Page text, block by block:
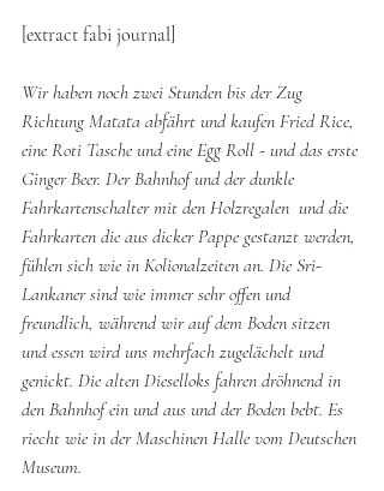
[extract fabi journal]
Wir haben noch zwei Stunden bis der Zug
Richtung Matata abfährt und kaufen Fried Rice,
eine Roti Tasche und eine Egg Roll - und das erste
Ginger Beer. Der Bahnhof und der dunkle
Fahrkartenschalter mit den Holzregalen  und die
Fahrkarten die aus dicker Pappe gestanzt werden,
fühlen sich wie in Kolionalzeiten an. Die Sri-
Lankaner sind wie immer sehr offen und
freundlich, während wir auf dem Boden sitzen
und essen wird uns mehrfach zugelächelt und
genickt. Die alten Dieselloks fahren dröhnend in
den Bahnhof ein und aus und der Boden bebt. Es
riecht wie in der Maschinen Halle vom Deutschen
Museum.